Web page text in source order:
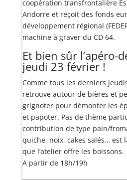
coopération transfrontalière
Andorre et reçoit des fonds
développement régional
machine à graver du CD 64.
Et bien sûr l’apéro-
jeudi 23 février !
Comme tous les derniers
retrouve autour de bières et
grignoter pour démonter les
et papoter. Pas de thème
contribution de type pain/
quiche, noix, cakes salés… est
que l’atelier offre les boissons.
A partir de 18h/19h